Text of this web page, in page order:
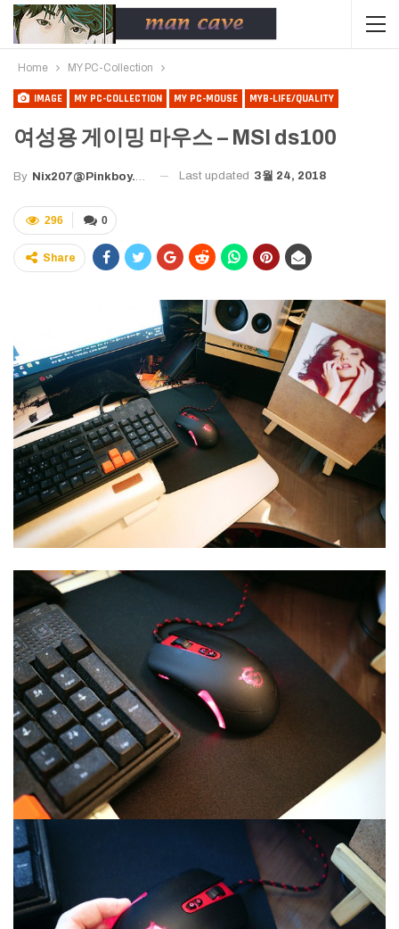
Home MY PC-Collection
IMAGE MY PC-COLLECTION MY PC-MOUSE MYB-LIFE/QUALITY
여성용 게이밍 마우스 – MSI ds100
By Nix207@pinkboy.org Last updated 3월 24, 2018
0
296
Share